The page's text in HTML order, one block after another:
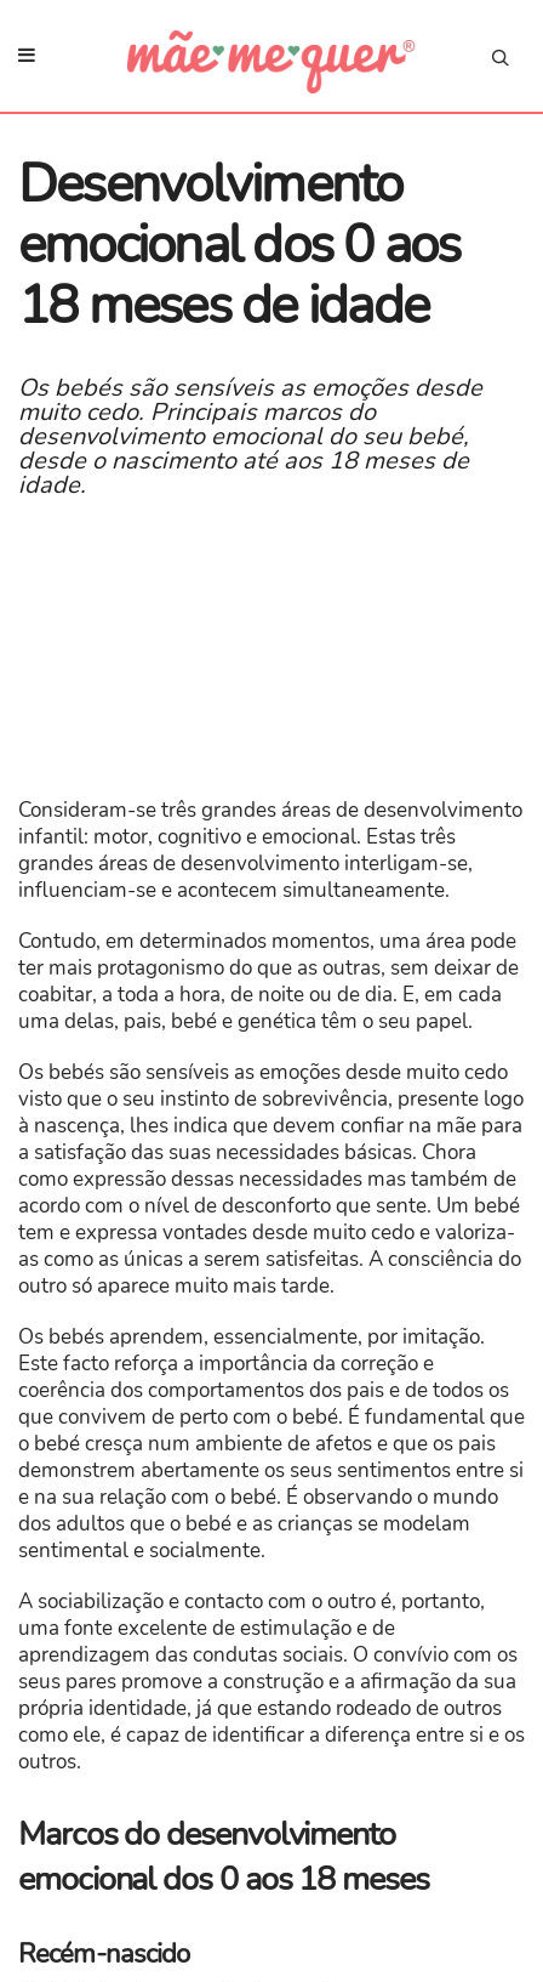
Desenvolvimento
emocional dos 0 aos
18 meses de idade
Os bebés são sensíveis as emoções desde
muito cedo. Principais marcos do
desenvolvimento emocional do seu bebé,
desde o nascimento até aos 18 meses de
idade.
Consideram-se três grandes áreas de desenvolvimento
infantil: motor, cognitivo e emocional. Estas três
grandes áreas de desenvolvimento interligam-se,
influenciam-se e acontecem simultaneamente.
Contudo, em determinados momentos, uma área pode
ter mais protagonismo do que as outras, sem deixar de
coabitar, a toda a hora, de noite ou de dia. E, em cada
uma delas, pais, bebé e genética têm o seu papel.
Os bebés são sensíveis as emoções desde muito cedo
visto que o seu instinto de sobrevivência, presente logo
à nascença, lhes indica que devem confiar na mãe para
a satisfação das suas necessidades básicas. Chora
como expressão dessas necessidades mas também de
acordo com o nível de desconforto que sente. Um bebé
tem e expressa vontades desde muito cedo e valoriza-
as como as únicas a serem satisfeitas. A consciência do
outro só aparece muito mais tarde.
Os bebés aprendem, essencialmente, por imitação.
Este facto reforça a importância da correção e
coerência dos comportamentos dos pais e de todos os
que convivem de perto com o bebé. É fundamental que
o bebé cresça num ambiente de afetos e que os pais
demonstrem abertamente os seus sentimentos entre si
e na sua relação com o bebé. É observando o mundo
dos adultos que o bebé e as crianças se modelam
sentimental e socialmente.
A sociabilização e contacto com o outro é, portanto,
uma fonte excelente de estimulação e de
aprendizagem das condutas sociais. O convívio com os
seus pares promove a construção e a afirmação da sua
própria identidade, já que estando rodeado de outros
como ele, é capaz de identificar a diferença entre si e os
outros.
Marcos do desenvolvimento
emocional dos 0 aos 18 meses
Recém-nascido